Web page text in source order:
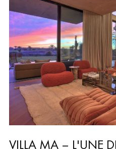
VILLA MA – L'UNE